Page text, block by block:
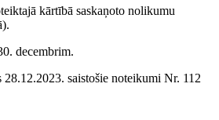
kārtībā saskaņoto nolikumu
decembrim.
28.12.2023. saistošie noteikumi Nr. 112